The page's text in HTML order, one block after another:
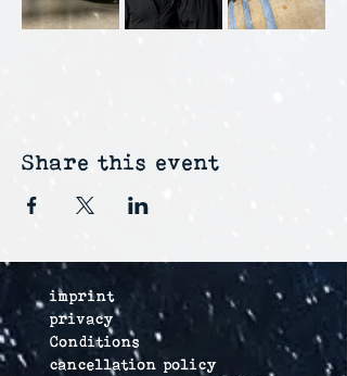
Share this event
imprint
privacy
Conditions
cancellation policy